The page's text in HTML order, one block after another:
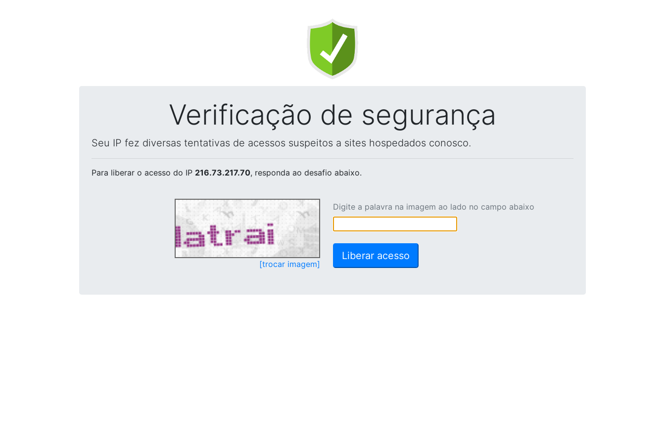
Verificação de segurança
Seu IP fez diversas tentativas de acessos suspeitos a sites hospedados conosco.
Para liberar o acesso do IP 216.73.217.70, responda ao desafio abaixo.
[trocar imagem]
Digite a palavra na imagem ao lado no campo abaixo